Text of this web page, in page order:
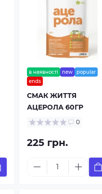
в наявності new
popular
ends
СМАК ЖИТТЯ
АЦЕРОЛА 60ГР
0
225 грн.